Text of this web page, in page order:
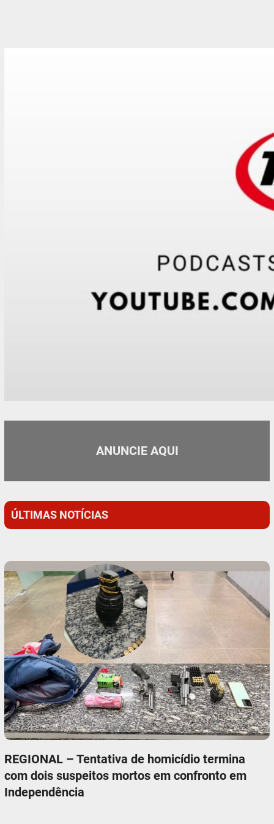
ANUNCIE AQUI
ÚLTIMAS NOTÍCIAS
REGIONAL – Tentativa de homicídio termina
com dois suspeitos mortos em confronto em
Independência